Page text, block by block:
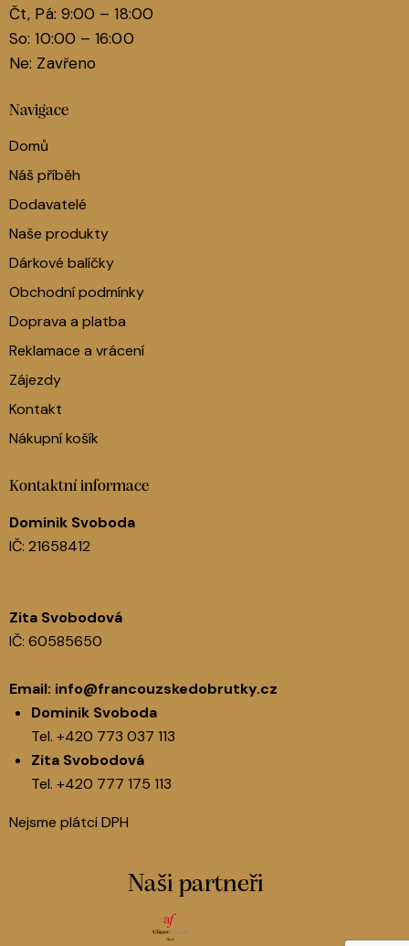
Čt, Pá: 9:00 – 18:00
So: 10:00 – 16:00
Ne: Zavřeno
Navigace
Domů
Náš příběh
Dodavatelé
Naše produkty
Dárkové balíčky
Obchodní podmínky
Doprava a platba
Reklamace a vrácení
Zájezdy
Kontakt
Nákupní košík
Kontaktní informace
Dominik Svoboda
IČ: 21658412
Zita Svobodová
IČ: 60585650
Email: info@francouzskedobrutky.cz
Dominik Svoboda
Tel. +420 773 037 113
Zita Svobodová
Tel. +420 777 175 113
Nejsme plátci DPH
Naši partneři